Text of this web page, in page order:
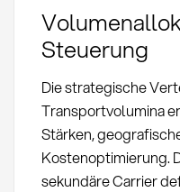
Steuerung
Die strategische
Transportvolumina
Stärken,
Kostenoptimierung.
sekundäre Carrier